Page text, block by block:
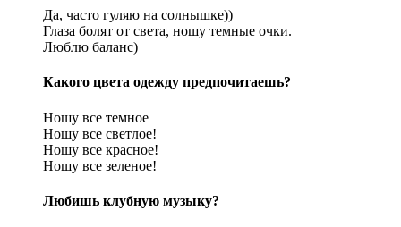
Да, часто гуляю на солнышке))
Глаза болят от света, ношу темные очки.
Люблю баланс)
Какого цвета одежду предпочитаешь?
Ношу все темное
Ношу все светлое!
Ношу все красное!
Ношу все зеленое!
Любишь клубную музыку?